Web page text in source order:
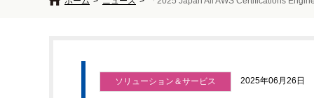
ソリューション＆サービス 2025年06月26日